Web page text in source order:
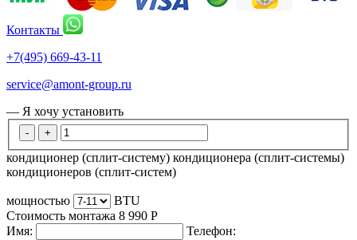
Контакты
+7(495) 669-43-11
service@amont-group.ru
— Я хочу установить
- +
кондиционер (сплит-систему) кондиционера (сплит-системы)
кондиционеров (сплит-систем)
мощностью
BTU
Стоимость монтажа 8 990 Р
Имя:
Телефон: